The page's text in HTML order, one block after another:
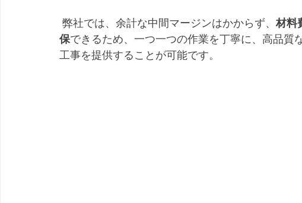
弊社では、余計な中間マージンはかからず、材料
保できるため、一つ一つの作業を丁寧に、高品質
工事を提供することが可能です。